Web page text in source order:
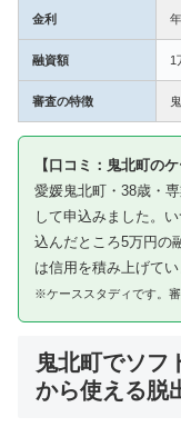
金利
融資額 1
審査の特徴
【口コミ：鬼北町の
愛媛鬼北町・38歳・
して申込みました。
込んだところ5万円の
は信用を積み上げてい
※ケーススタディです。
鬼北町でソフ
から使える脱